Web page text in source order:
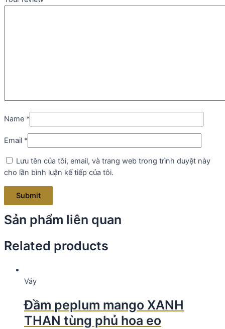
Name *
Email *
Lưu tên của tôi, email, và trang web trong trình duyệt này
cho lần bình luận kế tiếp của tôi.
Sản phẩm liên quan
Related products
Váy
Đầm peplum mango XANH
THAN tùng phủ hoa eo